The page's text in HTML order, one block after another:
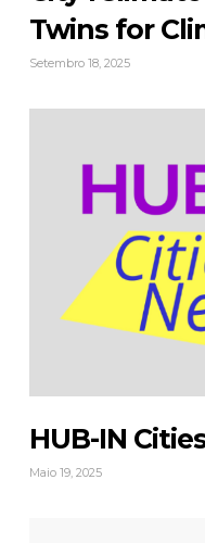
Twins for
Setembro 18, 2025
HUB-IN
Maio 19, 2025